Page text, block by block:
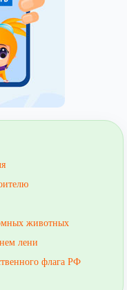
животных
лени
флага РФ